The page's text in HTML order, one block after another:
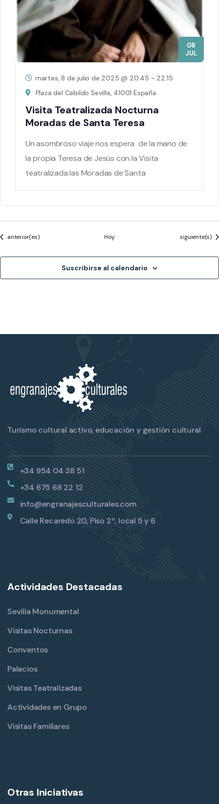
08
JUL
martes, 8 de julio de 2025 @ 20:45 - 22:15
Plaza del Cabildo Sevilla, 41001 España
Visita Teatralizada Nocturna
Moradas de Santa Teresa
Un asombroso viaje nos espera de la mano de
la propia Teresa de Jesús con la Visita
teatralizada las Moradas de Santa
Eventos
anterior(es) Hoy Eventos
siguiente(s)
Suscribirse al calendario
Turismo cultural activo, educación y gestión cultural
+34 954 04 38 51
+34 675 68 22 12
info@engranajesculturales.com
Calle Recaredo 20, Piso 2º, local 5 y 6
Actividades Destacadas
Sevilla Monumental
Visitas Nocturnas
Conventos
Palacios
Visitas Teatralizadas
Actividades en Grupo
Visitas Familiares
Otras Iniciativas